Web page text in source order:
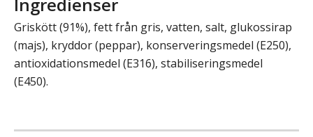
Griskött (91%), fett från gris, vatten, salt, glukossirap
(majs), kryddor (peppar), konserveringsmedel (E250),
antioxidationsmedel (E316), stabiliseringsmedel
(E450).